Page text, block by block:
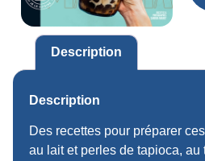
Description
Description
Des recettes pour préparer
au lait et perles de tapioca, au